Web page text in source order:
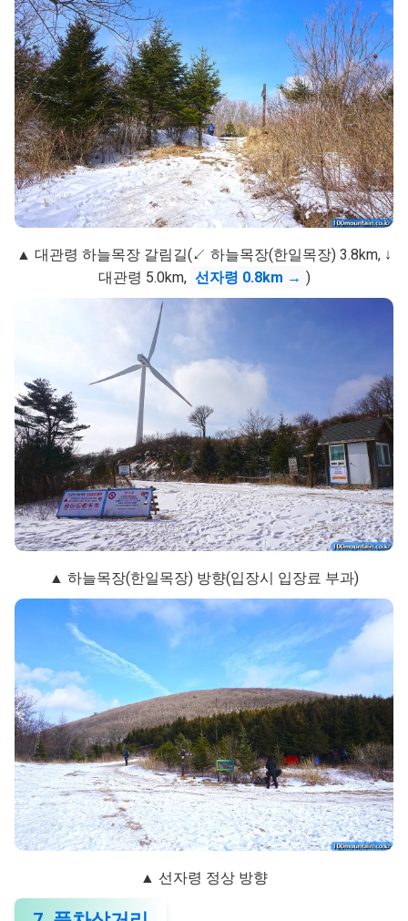
▲ 대관령 하늘목장 갈림길(↙ 하늘목장(한일목장) 3.8km, ↓
대관령 5.0km, 선자령 0.8km → )
▲ 하늘목장(한일목장) 방향(입장시 입장료 부과)
▲ 선자령 정상 방향